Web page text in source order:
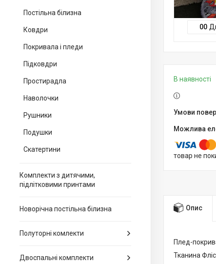
Постільна білизна
Ковдри
Покривала і пледи
Підковдри
Простирадла
Наволочки
Рушники
Подушки
Скатертини
Комплекти з дитячими,
підлітковими принтами
Новорічна постільна білизна
Полуторні комлекти
Двоспальні комплекти
00
В наявності
товар не
Опис
Плед-
Тканина